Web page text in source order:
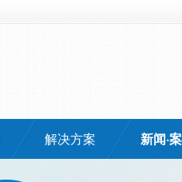
解决方案 新闻·